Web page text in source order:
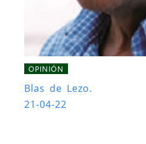
OPINIÓN
Blas de Lezo.
21-04-22